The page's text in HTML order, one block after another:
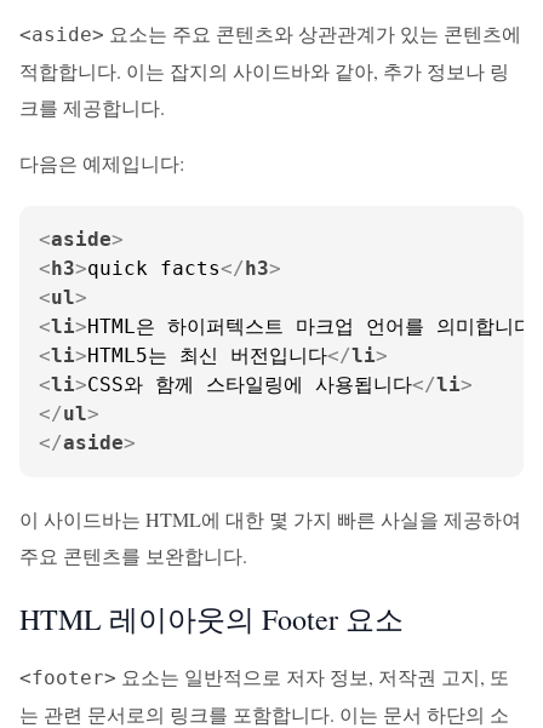
<aside> 요소는 주요 콘텐츠와 상관관계가 있는 콘텐츠에
적합합니다. 이는 잡지의 사이드바와 같아, 추가 정보나 링
크를 제공합니다.
다음은 예제입니다:
<aside>
<h3>quick facts</h3>
<ul>
<li>HTML은 하이퍼텍스트 마크업 언어를 의미합니다
<li>HTML5는 최신 버전입니다</li>
<li>CSS와 함께 스타일링에 사용됩니다</li>
</ul>
</aside>
이 사이드바는 HTML에 대한 몇 가지 빠른 사실을 제공하여
주요 콘텐츠를 보완합니다.
HTML 레이아웃의 Footer 요소
<footer> 요소는 일반적으로 저자 정보, 저작권 고지, 또
는 관련 문서로의 링크를 포함합니다. 이는 문서 하단의 소